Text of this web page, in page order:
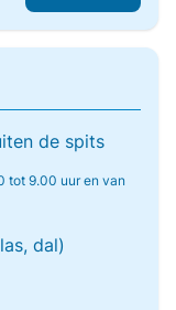
de spits
tot 9.00 uur en van
dal)